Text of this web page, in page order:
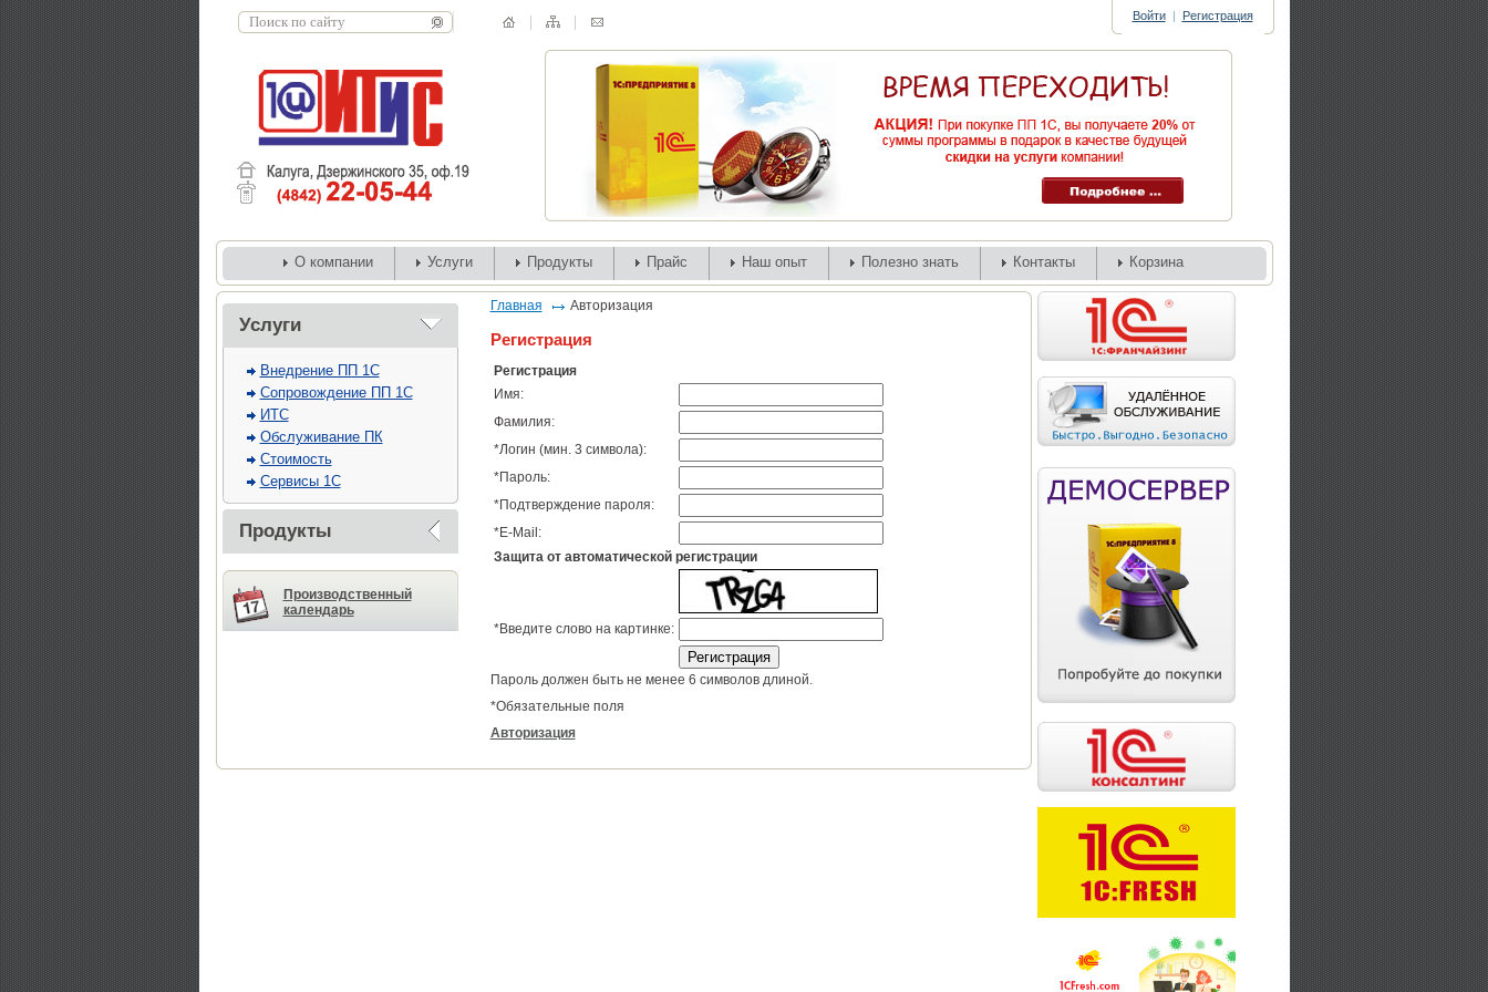
Войти | Регистрация
О компании Услуги Продукты Прайс Наш опыт Полезно знать Контакты Корзина
Услуги
Внедрение ПП 1С
Сопровождение ПП 1С
ИТС
Обслуживание ПК
Стоимость
Сервисы 1С
Продукты
Производственный
календарь
Главная Авторизация
Регистрация
Регистрация
Имя:
Фамилия:
*Логин (мин. 3 символа):
*Пароль:
*Подтверждение пароля:
*E-Mail:
Защита от автоматической регистрации
*Введите слово на картинке:
Пароль должен быть не менее 6 символов длиной.
*Обязательные поля
Авторизация